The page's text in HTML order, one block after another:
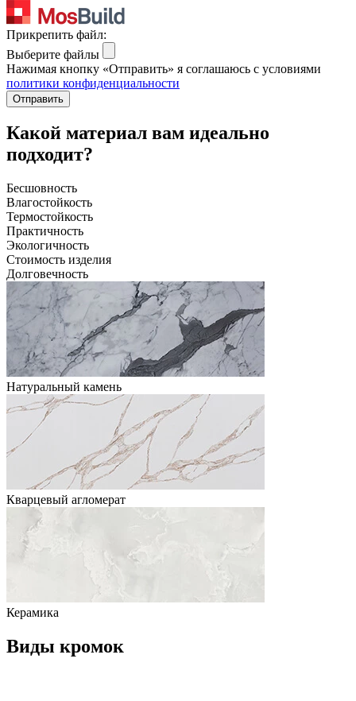
Прикрепить файл:
Выберите файлы
Нажимая кнопку «Отправить» я соглашаюсь с условиями
политики конфиденциальности
Отправить
Какой материал вам идеально
подходит?
Бесшовность
Влагостойкость
Термостойкость
Практичность
Экологичность
Стоимость изделия
Долговечность
Натуральный камень
Кварцевый агломерат
Керамика
Виды кромок